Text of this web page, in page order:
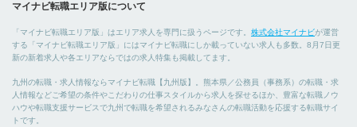
マイナビ転職エリア版について
「マイナビ転職エリア版」はエリア求人を専門に扱うページです。 株式会社マイナビが運営
する「マイナビ転職エリア版」にはマイナビ転職にしか載っていない求人も多数。8月7日更
新の新着求人や各エリアならではの求人特集も掲載してます。
九州の転職・求人情報ならマイナビ転職【九州版】。熊本県／公務員（事務系）の転職・求
人情報などご希望の条件やこだわりの仕事スタイルから求人を探せるほか、豊富な転職ノウ
ハウや転職支援サービスで九州で転職を希望されるみなさんの転職活動を応援する転職サイ
トです。